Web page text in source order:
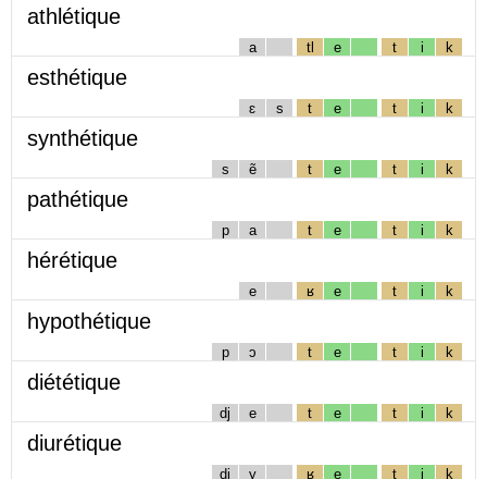
athlétique
a tl e t i k
esthétique
ɛ s t e t i k
synthétique
s ẽ t e t i k
pathétique
p a t e t i k
hérétique
e ʁ e t i k
hypothétique
p ɔ t e t i k
diététique
dj e t e t i k
diurétique
dj y ʁ e t i k